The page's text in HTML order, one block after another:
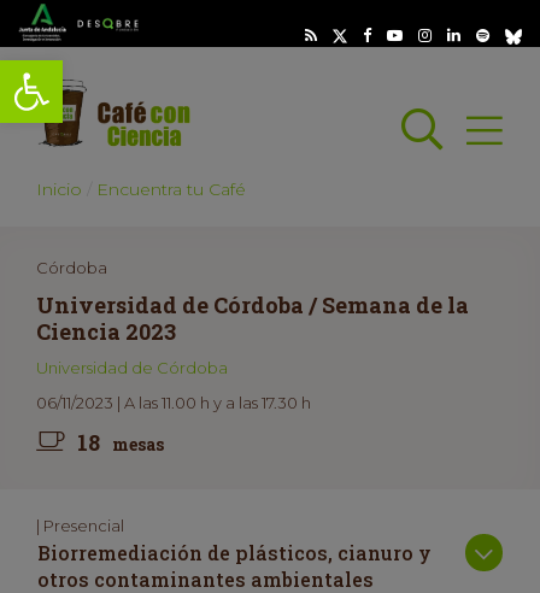
Abrir barra de herramientas
Abrir
Inicio Encuentra tu Café
Córdoba
Universidad de Córdoba / Semana de la
Ciencia 2023
Universidad de Córdoba
06/11/2023 | A las 11.00 h y a las 17.30 h
18 mesas
| Presencial
Biorremediación de plásticos, cianuro y
otros contaminantes ambientales